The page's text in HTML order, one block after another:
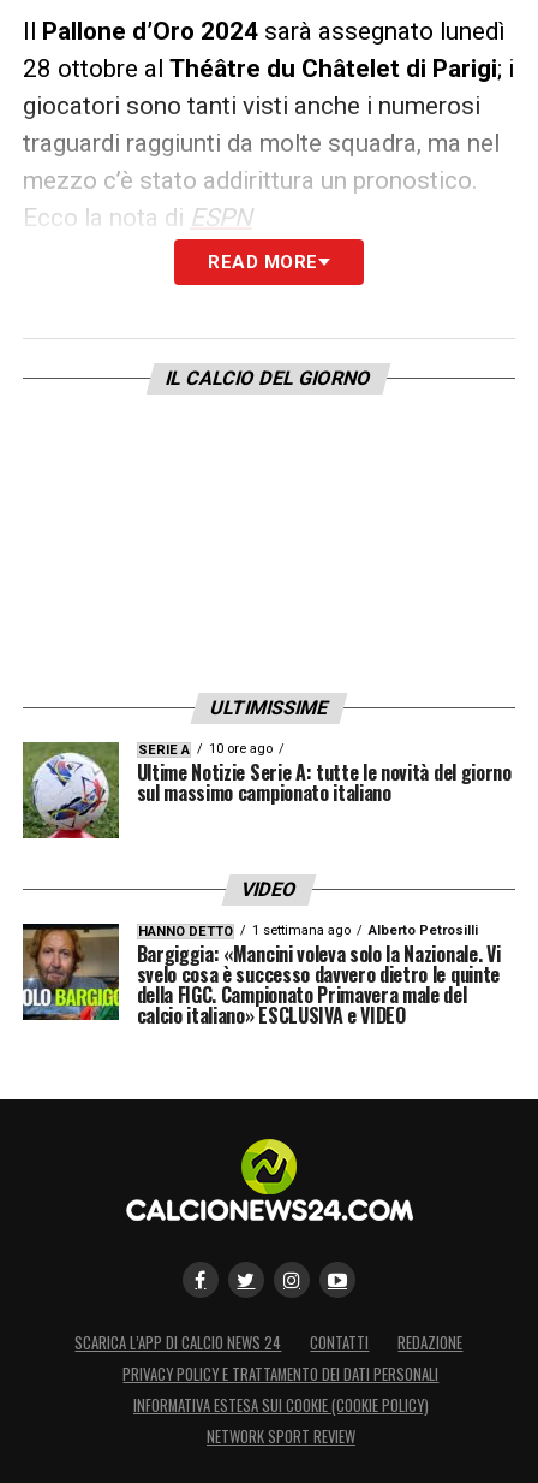
Il Pallone d’Oro 2024sarà assegnato lunedì
28 ottobre al Théâtre du Châtelet di Parigi; i
giocatori sono tanti visti anche i numerosi
traguardi raggiunti da molte squadra, ma nel
mezzo c’è stato addirittura un pronostico.
Ecco la nota di ESPN
I due migliori giocatori saranno Vinícius
Un mix di giocatori che sono cresciuti
READ MORE
IL CALCIO DEL GIORNO
ULTIMISSIME
SERIE A 10 ore ago
Ultime Notizie Serie A: tutte le novità del giorno
sul massimo campionato italiano
VIDEO
HANNO DETTO 1 settimana ago Alberto Petrosilli
Bargiggia: «Mancini voleva solo la Nazionale. Vi
svelo cosa è successo davvero dietro le quinte
della FIGC. Campionato Primavera male del
calcio italiano» ESCLUSIVA e VIDEO
SCARICA L’APP DI CALCIO NEWS 24 CONTATTI
REDAZIONE
PRIVACY POLICY E TRATTAMENTO DEI DATI PERSONALI
INFORMATIVA ESTESA SUI COOKIE (COOKIE POLICY)
NETWORK SPORT REVIEW